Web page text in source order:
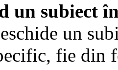
un subiect
un
fie din